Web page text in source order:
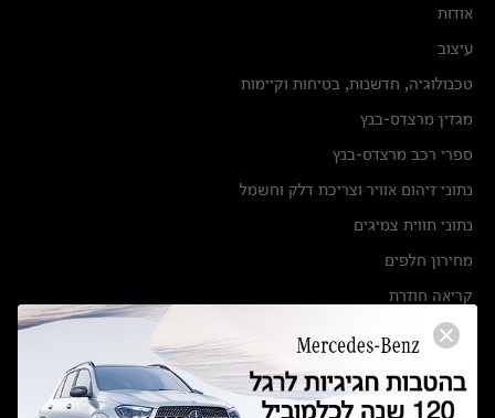
אודות
עיצוב
טכנולוגיה, חדשנות, בטיחות וקיימות
מגזין מרצדס-בנץ
ספרי רכב מרצדס-בנץ
נתוני זיהום אוויר וצריכת דלק וחשמל
נתוני תווית צמיגים
מחירון חלפים
קריאה חוזרת
הודעה על הטבות לרכבי מרצדס בהסדר פשרה בתצ 56447-02-19
תקנון ימי מכירות 120 לכלמוביל